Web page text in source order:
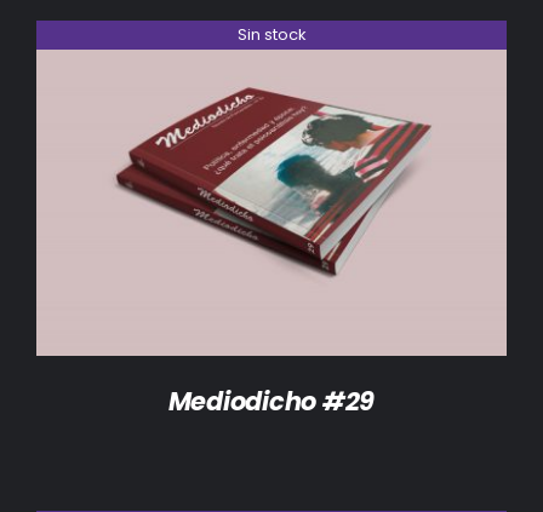
Sin stock
DETALLES
Mediodicho #29